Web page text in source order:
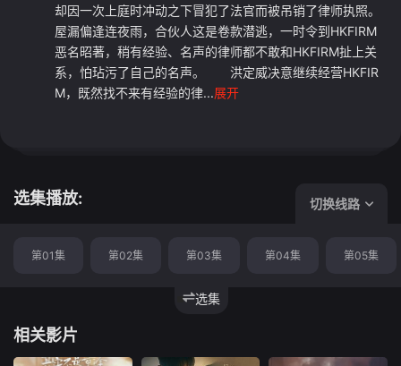
却因一次上庭时冲动之下冒犯了法官而被吊销了律师执照。
屋漏偏逢连夜雨，合伙人这是卷款潜逃，一时令到HKFIRM
恶名昭著，稍有经验、名声的律师都不敢和HKFIRM扯上关
系，怕玷污了自己的名声。 洪定威决意继续经营HKFIR
M，既然找不来有经验的律...展开
选集播放: 切换线路
选集
第01集 第02集 第03集 第04集 第05集
相关影片